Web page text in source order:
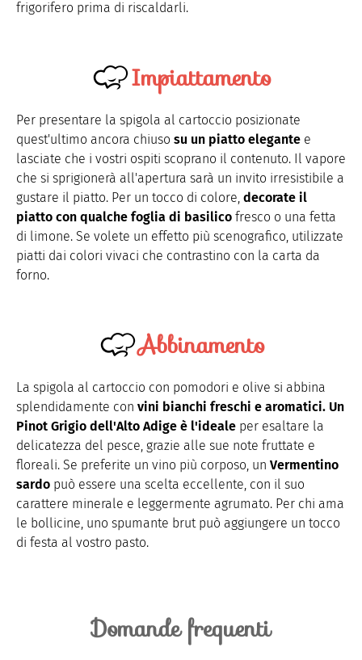
frigorifero prima di riscaldarli.
Impiattamento
Per presentare la spigola al cartoccio posizionate
quest'ultimo ancora chiuso su un piatto elegante e
lasciate che i vostri ospiti scoprano il contenuto. Il vapore
che si sprigionerà all'apertura sarà un invito irresistibile a
gustare il piatto. Per un tocco di colore, decorate il
piatto con qualche foglia di basilico fresco o una fetta
di limone. Se volete un effetto più scenografico, utilizzate
piatti dai colori vivaci che contrastino con la carta da
forno.
Abbinamento
La spigola al cartoccio con pomodori e olive si abbina
splendidamente con vini bianchi freschi e aromatici. Un
Pinot Grigio dell'Alto Adige è l'ideale per esaltare la
delicatezza del pesce, grazie alle sue note fruttate e
floreali. Se preferite un vino più corposo, un Vermentino
sardo può essere una scelta eccellente, con il suo
carattere minerale e leggermente agrumato. Per chi ama
le bollicine, uno spumante brut può aggiungere un tocco
di festa al vostro pasto.
Domande frequenti